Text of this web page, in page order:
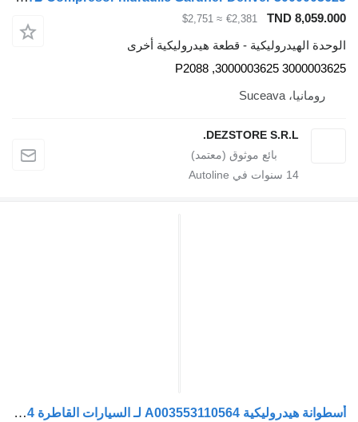
TND
€2,381
≈ $2,751
الهيدروليكية - قطعة هيدروليكية أخرى
3000003625
رومانيا، Suceava
DEZSTORE S.R.L.
سنوات في Autoline
أسطوانة هيدروليكية A003553110564 لـ السيارات القاطرة Mercedes-Benz ACTROS MP4